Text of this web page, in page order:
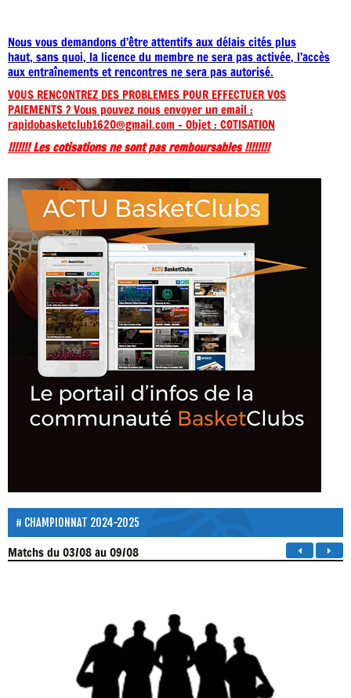
Nous vous demandons d’être attentifs aux délais cités plus
haut, sans quoi, la licence du membre ne sera pas activée, l’accès
aux entraînements et rencontres ne sera pas autorisé.
VOUS RENCONTREZ DES PROBLEMES POUR EFFECTUER VOS
PAIEMENTS ? Vous pouvez nous envoyer un email :
rapidobasketclub1620@gmail.com – Objet : COTISATION
!!!!!!! Les cotisations ne sont pas remboursables !!!!!!!!
CHAMPIONNAT 2024-2025
Matchsdu 03/08 au 09/08